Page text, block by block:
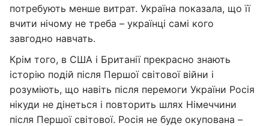
потребують менше витрат. Україна показала, що її
вчити нічому не треба – українці самі кого
завгодно навчать.
Крім того, в США і Британії прекрасно знають
історію подій після Першої світової війни і
розуміють, що навіть після перемоги України Росія
нікуди не дінеться і повторить шлях Німеччини
після Першої світової. Росія не буде окупована –